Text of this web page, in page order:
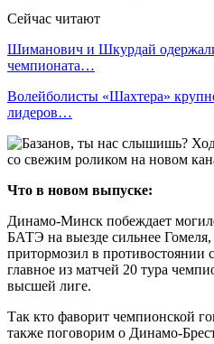
Сейчас читают
Шиманович и Шкурдай
чемпионата…
Волейболисты «Шахтера»
лидеров…
Что в новом выпуске:
Динамо-Минск побеждает
БАТЭ на выезде сильнее
притормозил в
главное из матчей 20 тура
высшей лиге.
Так кто фаворит чемпионской
также поговорим о Динамо-